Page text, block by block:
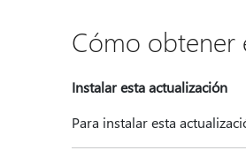
Cómo obtener
Instalar esta actualización
Para instalar esta